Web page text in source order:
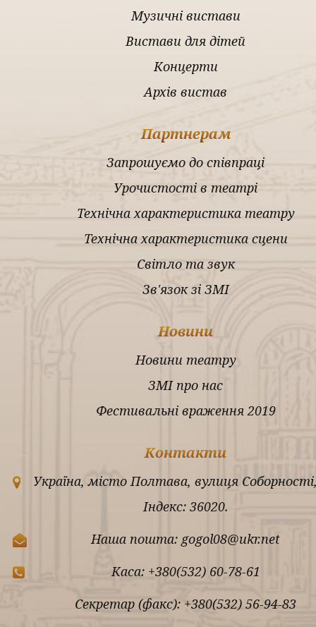
Музичні вистави
Вистави для дітей
Концерти
Архів вистав
Партнерам
Запрошуємо до співпраці
Урочистості в театрі
Технічна характеристика театру
Технічна характеристика сцени
Світло та звук
Зв'язок зі ЗМІ
Новини
Новини театру
ЗМІ про нас
Фестивальні враження 2019
Контакти
Україна, місто Полтава, вулиця
Індекс: 36020.
Наша пошта: gogol08@ukr.net
Каса: +380(532) 60-78-61
Секретар (факс): +380(532) 56-94-83